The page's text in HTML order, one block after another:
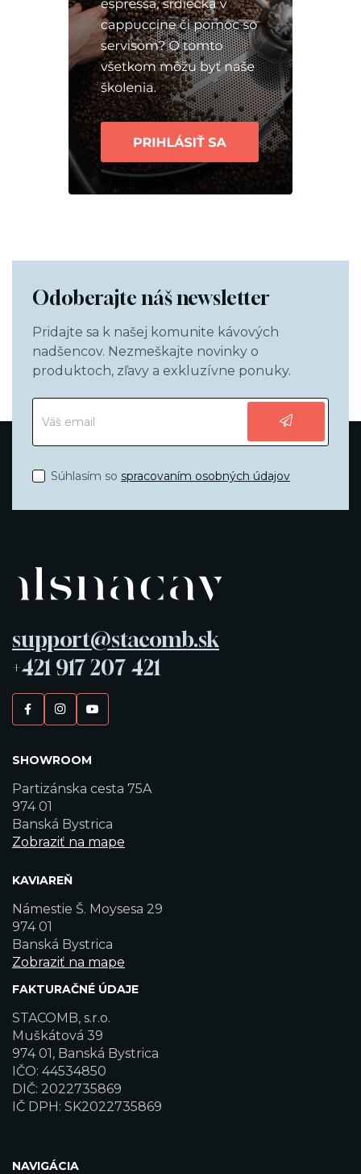
Odoberajte náš newsletter
Pridajte sa k našej komunite kávových
nadšencov. Nezmeškajte novinky o
produktoch, zľavy a exkluzívne ponuky.
Súhlasím so spracovaním osobných údajov
support@stacomb.sk
+421 917 207 421
SHOWROOM
Partizánska cesta 75A
974 01
Banská Bystrica
Zobraziť na mape
KAVIAREŇ
Námestie Š. Moysesa 29
974 01
Banská Bystrica
Zobraziť na mape
FAKTURAČNÉ ÚDAJE
STACOMB, s.r.o.
Muškátová 39
974 01, Banská Bystrica
IČO: 44534850
DIČ: 2022735869
IČ DPH: SK2022735869
NAVIGÁCIA